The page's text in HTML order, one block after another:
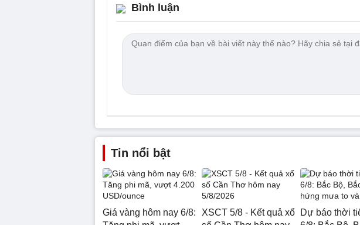
Bình luận
Tin nổi bật
Giá vàng hôm nay 6/8:
XSCT 5/8 - Kết quả xổ
Dự báo thời